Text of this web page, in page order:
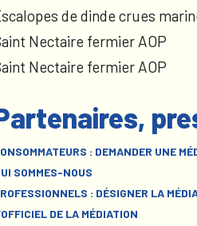
de dinde crues
Nectaire fermier AOP
Nectaire fermier AOP
: DEMANDER UNE
SOMMES-NOUS
: DÉSIGNER LA
DE LA MÉDIATION